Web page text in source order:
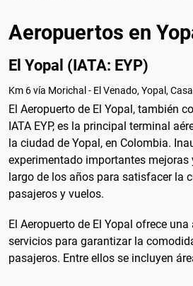
Aeropuertos en
El Yopal (IATA: EYP)
Km 6 vía Morichal - El Venado, Yopal,
El Aeropuerto de El Yopal, también
IATA EYP, es la principal terminal
la ciudad de Yopal, en Colombia.
experimentado importantes
largo de los años para satisfacer la
pasajeros y vuelos.
El Aeropuerto de El Yopal ofrece
servicios para garantizar la
pasajeros. Entre ellos se incluyen